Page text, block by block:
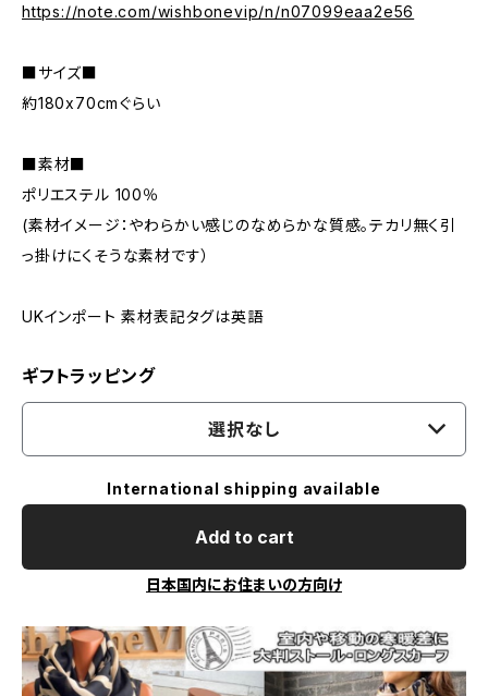
https://note.com/wishbonevip/n/n07099eaa2e56
■サイズ■
約180x70cmぐらい
■素材■
ポリエステル 100％
(素材イメージ：やわらかい感じのなめらかな質感。テカリ無く引
っ掛けにくそうな素材です）
UKインポート 素材表記タグは英語
ギフトラッピング
選択なし
International shipping available
Add to cart
日本国内にお住まいの方向け